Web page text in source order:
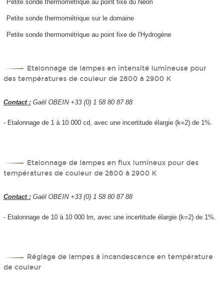
Petite sonde thermométrique au point fixe du Néon
Petite sonde thermométrique sur le domaine
Petite sonde thermométrique au point fixe de l'Hydrogène
Etalonnage de lampes en intensité lumineuse pour
des températures de couleur de 2800 à 2900 K
Contact :Gaël OBEIN +33 (0) 1 58 80 87 88
- Etalonnage de 1 à 10 000 cd, avec une incertitude élargie (k=2) de 1%.
Etalonnage de lampes en flux lumineux pour des
températures de couleur de 2800 à 2900 K
Contact :Gaël OBEIN +33 (0) 1 58 80 87 88
- Etalonnage de 10 à 10 000 lm, avec une incertitude élargie (k=2) de 1%.
Réglage de lampes à incandescence en température
de couleur